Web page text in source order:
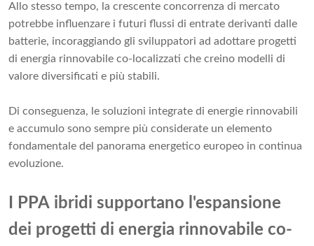
Allo stesso tempo, la crescente concorrenza di mercato
potrebbe influenzare i futuri flussi di entrate derivanti dalle
batterie, incoraggiando gli sviluppatori ad adottare progetti
di energia rinnovabile co-localizzati che creino modelli di
valore diversificati e più stabili.
Di conseguenza, le soluzioni integrate di energie rinnovabili
e accumulo sono sempre più considerate un elemento
fondamentale del panorama energetico europeo in continua
evoluzione.
I PPA ibridi supportano l'espansione
dei progetti di energia rinnovabile co-